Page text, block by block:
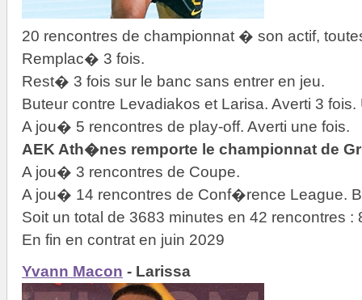
20 rencontres de championnat � son actif,
Remplac� 3 fois.
Rest� 3 fois sur le banc sans entrer en jeu.
Buteur contre Levadiakos et Larisa. Averti 3
A jou� 5 rencontres de play-off. Averti une fois.
AEK Ath�nes remporte le championnat de
A jou� 3 rencontres de Coupe.
A jou� 14 rencontres de Conf�rence League.
Soit un total de 3683 minutes en 42 rencontres :
En fin en contrat en juin 2029
Yvann Macon - Larissa